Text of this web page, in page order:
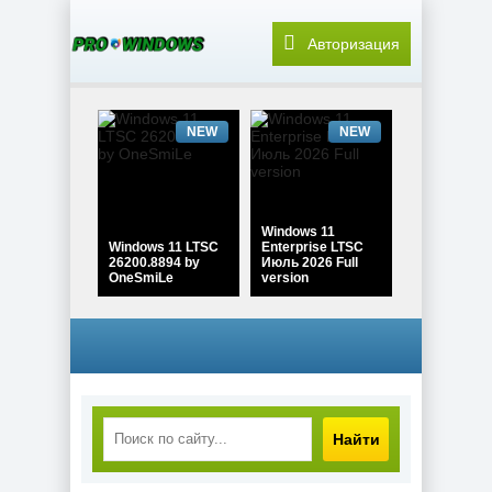
Авторизация
Windows 11 LTSC
26200.8894 by
OneSmiLe
NEW
Windows 11
Enterprise LTSC
Июль 2026 Full
version
NEW
Windows 11 Pro
Windows 10 Pro
Найти